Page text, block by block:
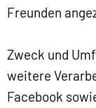
Freunden
Zweck und
weitere
Facebook